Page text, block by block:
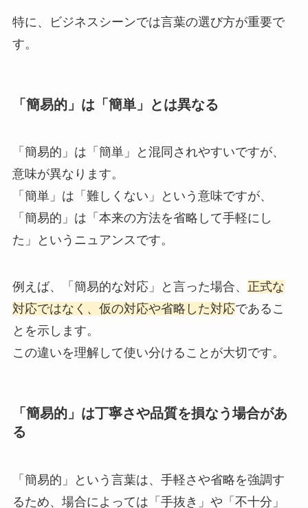
特に、ビジネスシーンでは言葉の選び方が重要で
す。
「簡易的」は「簡単」とは異なる
「簡易的」は「簡単」と混同されやすいですが、
意味が異なります。
「簡単」は「難しくない」という意味ですが、
「簡易的」は「本来の方法を省略して手軽にし
た」というニュアンスです。
例えば、「簡易的な対応」と言った場合、 正式な
対応ではなく、仮の対応や省略した対応であるこ
とを示します。
この違いを理解して使い分けることが大切です。
「簡易的」は丁寧さや品質を損なう場合があ
る
「簡易的」という言葉は、手軽さや省略を強調す
るため、場合によっては「手抜き」や「不十分」